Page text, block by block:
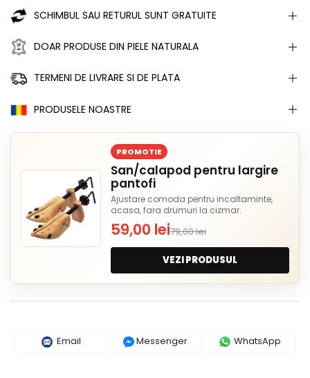
SCHIMBUL SAU RETURUL SUNT GRATUITE
DOAR PRODUSE DIN PIELE NATURALA
TERMENI DE LIVRARE SI DE PLATA
PRODUSELE NOASTRE
PROMOTIE
San/calapod pentru largire
pantofi
Ajustare comoda pentru incaltaminte,
acasa, fara drumuri la cizmar.
59,00 lei79,00 lei
VEZI PRODUSUL
Email Messenger WhatsApp